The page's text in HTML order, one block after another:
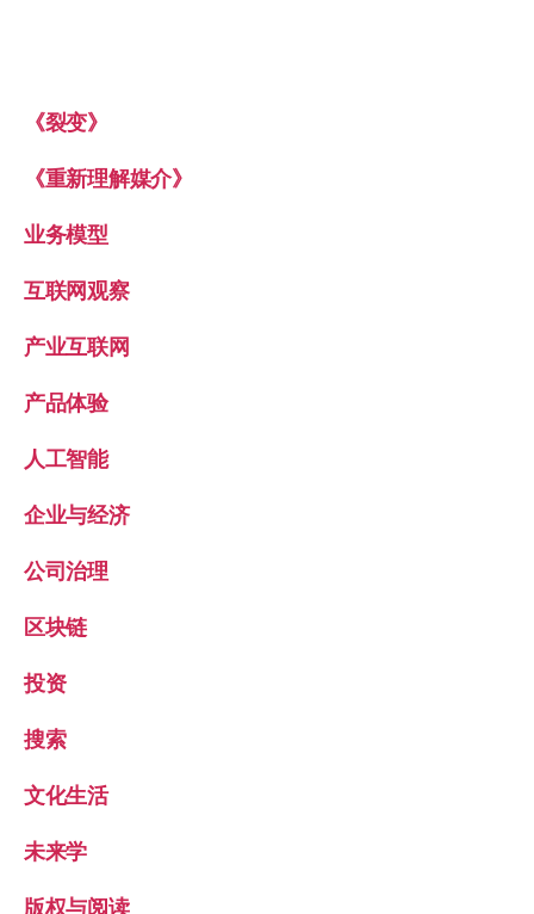
《裂变》
《重新理解媒介》
业务模型
互联网观察
产业互联网
产品体验
人工智能
企业与经济
公司治理
区块链
投资
搜索
文化生活
未来学
版权与阅读